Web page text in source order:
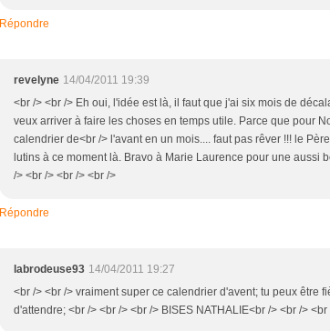
Répondre
revelyne 14/04/2011 19:39
<br /> <br /> Eh oui, l'idée est là, il faut que j'ai six mois de
veux arriver à faire les choses en temps utile. Parce que pour
calendrier de<br /> l'avant en un mois.... faut pas rêver !!! le
lutins à ce moment là. Bravo à Marie Laurence pour une aussi
/> <br /> <br /> <br />
Répondre
labrodeuse93 14/04/2011 19:27
<br /> <br /> vraiment super ce calendrier d'avent; tu peux être
d'attendre; <br /> <br /> <br /> BISES NATHALIE<br /> <br /> <br